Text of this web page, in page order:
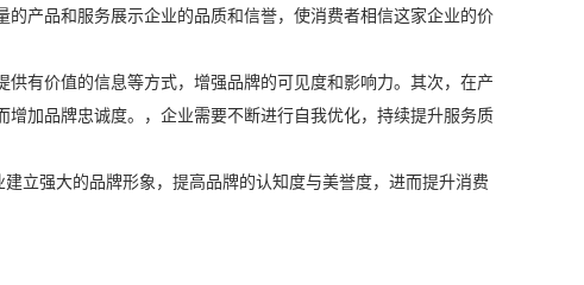
产品和服务展示企业的品质和信誉，使消费者相信这家企业的价
有价值的信息等方式，增强品牌的可见度和影响力。其次，在产
加品牌忠诚度。，企业需要不断进行自我优化，持续提升服务质
立强大的品牌形象，提高品牌的认知度与美誉度，进而提升消费